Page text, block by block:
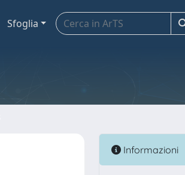
Sfoglia
Informazioni